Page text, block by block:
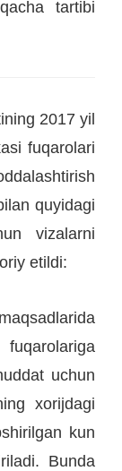
tartibi
2017 yil
fuqarolari
quyidagi
vizalarni
etildi:
uchun
xorijdagi
kun
Bunda